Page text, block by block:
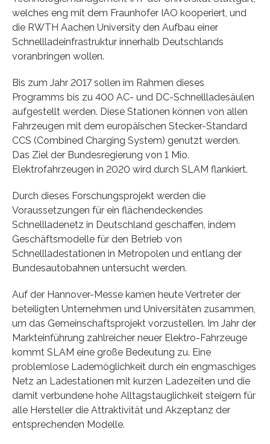
welches eng mit dem Fraunhofer IAO kooperiert, und
die RWTH Aachen University den Aufbau einer
Schnellladeinfrastruktur innerhalb Deutschlands
voranbringen wollen.
Bis zum Jahr 2017 sollen im Rahmen dieses
Programms bis zu 400 AC- und DC-Schnellladesäulen
aufgestellt werden. Diese Stationen können von allen
Fahrzeugen mit dem europäischen Stecker-Standard
CCS (Combined Charging System) genutzt werden.
Das Ziel der Bundesregierung von 1 Mio.
Elektrofahrzeugen in 2020 wird durch SLAM flankiert.
Durch dieses Forschungsprojekt werden die
Voraussetzungen für ein flächendeckendes
Schnellladenetz in Deutschland geschaffen, indem
Geschäftsmodelle für den Betrieb von
Schnellladestationen in Metropolen und entlang der
Bundesautobahnen untersucht werden.
Auf der Hannover-Messe kamen heute Vertreter der
beteiligten Unternehmen und Universitäten zusammen,
um das Gemeinschaftsprojekt vorzustellen. Im Jahr der
Markteinführung zahlreicher neuer Elektro-Fahrzeuge
kommt SLAM eine große Bedeutung zu. Eine
problemlose Lademöglichkeit durch ein engmaschiges
Netz an Ladestationen mit kurzen Ladezeiten und die
damit verbundene hohe Alltagstauglichkeit steigern für
alle Hersteller die Attraktivität und Akzeptanz der
entsprechenden Modelle.